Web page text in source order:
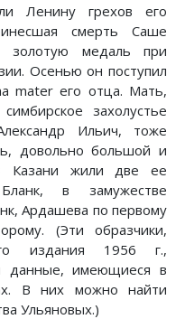
Ленину грехов его
смерть Саше
золотую медаль при
Осенью он поступил
mater его отца. Мать,
захолустье
Ильич, тоже
довольно большой и
Казани жили две ее
в замужестве
Ардашева по первому
(Эти образчики,
издания 1956 г.,
данные, имеющиеся в
В них можно найти
Ульяновых.)